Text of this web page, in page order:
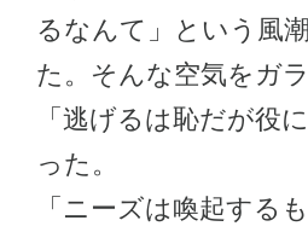
るなんて」という風
た。そんな空気をガ
「逃げるは恥だが役
った。
「ニーズは喚起する